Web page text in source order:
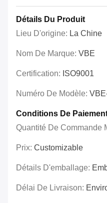
Détails Du Produit
Lieu D'origine: La Chine
Nom De Marque: VBE
Certification: ISO9001
Numéro De Modèle:
Conditions De
Quantité De Commande
Prix: Customizable
Détails D'emballage:
Délai De Livraison: